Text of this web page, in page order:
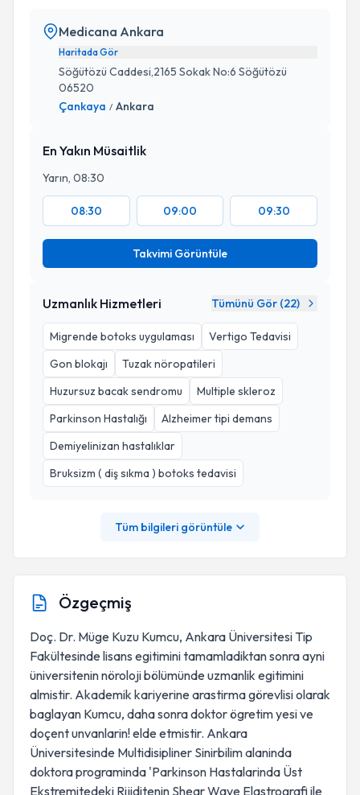
Medicana Ankara
Haritada Gör
Söğütözü Caddesi,2165 Sokak No:6 Söğütözü
06520
Çankaya / Ankara
En Yakın Müsaitlik
Yarın, 08:30
08:30 09:00 09:30
Takvimi Görüntüle
Uzmanlık Hizmetleri Tümünü Gör (22)
Migrende botoks uygulaması
Vertigo Tedavisi
Gon blokajı
Tuzak nöropatileri
Huzursuz bacak sendromu
Multiple skleroz
Parkinson Hastalığı
Alzheimer tipi demans
Demiyelinizan hastalıklar
Bruksizm ( diş sıkma ) botoks tedavisi
Tüm bilgileri görüntüle
Özgeçmiş
Doç. Dr. Müge Kuzu Kumcu, Ankara Üniversitesi Tip
Fakültesinde lisans egitimini tamamladiktan sonra ayni
üniversitenin nöroloji bölümünde uzmanlik egitimini
almistir. Akademik kariyerine arastirma görevlisi olarak
baglayan Kumcu, daha sonra doktor ögretim yesi ve
doçent unvanlarin! elde etmistir. Ankara
Üniversitesinde Multidisipliner Sinirbilim alaninda
doktora programinda 'Parkinson Hastalarinda Üst
Ekstremitedeki Rijiditenin Shear Wave Elastrografi ile